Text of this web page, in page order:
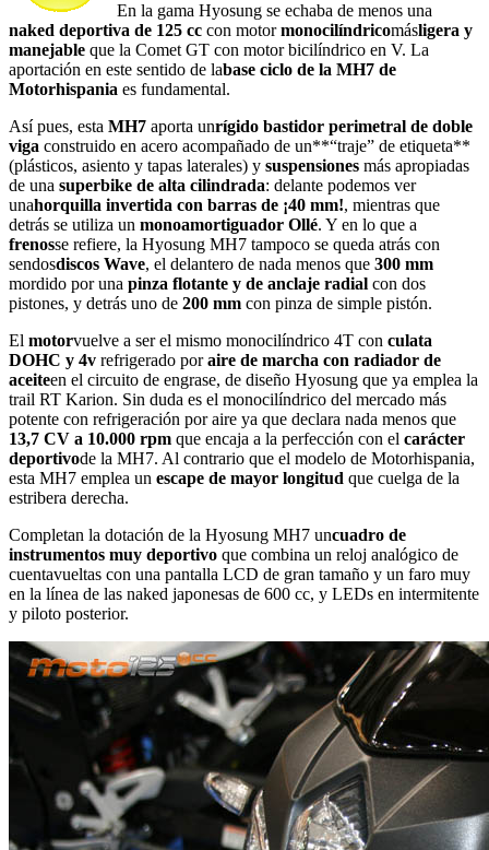
En la gama Hyosung se echaba de menos una
naked deportiva de 125 cc con motormonocilíndricomásligera y
manejable que la Comet GT con motor bicilíndrico en V. La
aportación en este sentido de labase ciclo de la MH7 de
Motorhispania es fundamental.
Así pues, esta MH7 aporta unrígido bastidor perimetral de doble
viga construido en acero acompañado de un**“traje” de etiqueta**
(plásticos, asiento y tapas laterales) y suspensiones más apropiadas
de una superbike de alta cilindrada: delante podemos ver
unahorquilla invertida con barras de ¡40 mm!, mientras que
detrás se utiliza un monoamortiguador Ollé. Y en lo que a
frenosse refiere, la Hyosung MH7 tampoco se queda atrás con
sendosdiscos Wave, el delantero de nada menos que 300 mm
mordido por una pinza flotante y de anclaje radial con dos
pistones, y detrás uno de 200 mm con pinza de simple pistón.
El motorvuelve a ser el mismo monocilíndrico 4T con culata
DOHC y 4v refrigerado poraire de marcha con radiador de
aceiteen el circuito de engrase, de diseño Hyosung que ya emplea la
trail RT Karion. Sin duda es el monocilíndrico del mercado más
potente con refrigeración por aire ya que declara nada menos que
13,7 CV a 10.000 rpm que encaja a la perfección con el carácter
deportivode la MH7. Al contrario que el modelo de Motorhispania,
esta MH7 emplea un escape de mayor longitud que cuelga de la
estribera derecha.
Completan la dotación de la Hyosung MH7 uncuadro de
instrumentos muy deportivo que combina un reloj analógico de
cuentavueltas con una pantalla LCD de gran tamaño y un faro muy
en la línea de las naked japonesas de 600 cc, y LEDs en intermitente
y piloto posterior.